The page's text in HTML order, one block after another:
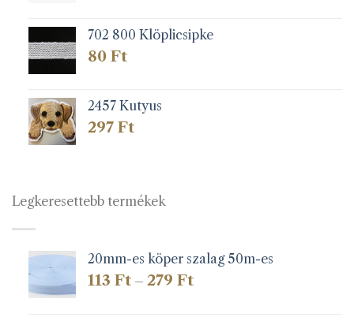
702 800 Klöplicsipke
80 Ft
2457 Kutyus
297 Ft
Legkeresettebb termékek
20mm-es köper szalag 50m-es
113 Ft – 279 FtÁrtartomány: